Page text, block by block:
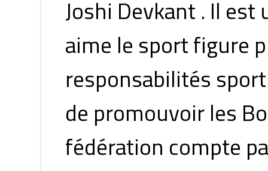
Joshi Devkant . Il
aime le sport figure
responsabilités
de promouvoir les
fédération compte